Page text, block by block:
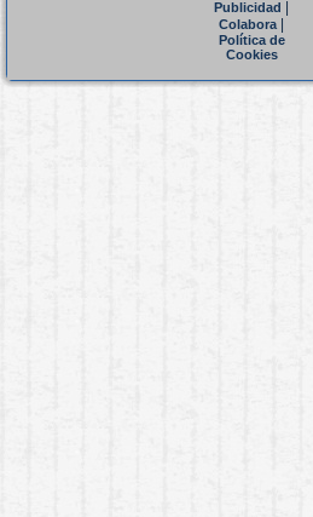
Publicidad
Colabora|
Política de
Cookies